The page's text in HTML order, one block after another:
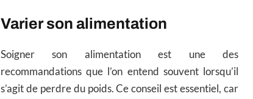
Varier son alimentation
Soigner son alimentation est une des
recommandations que l’on entend souvent lorsqu’il
s’agit de perdre du poids. Ce conseil est essentiel, car